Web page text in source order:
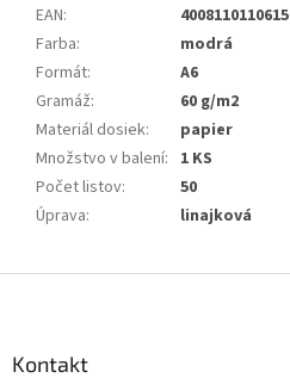
EAN:
4008110110615
Farba:
modrá
Formát:
A6
Gramáž:
60 g/m2
Materiál dosiek:
papier
Množstvo v balení: 1 KS
Počet listov:
50
Úprava: linajková
Kontakt